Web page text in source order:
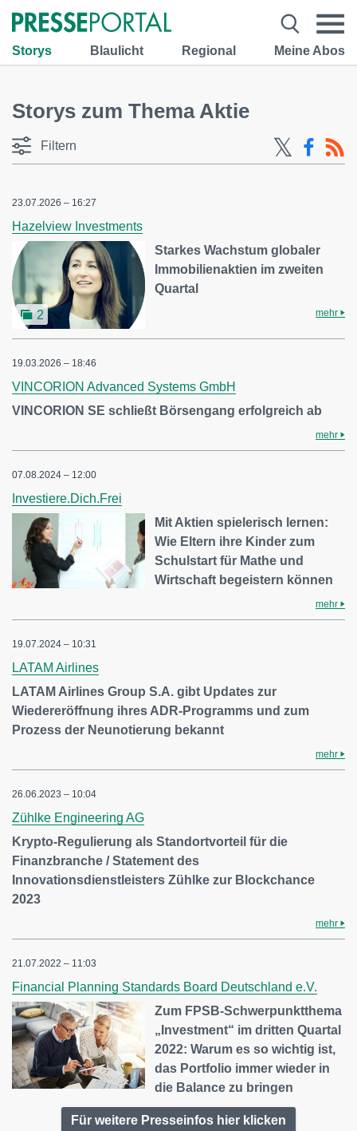
Storys Blaulicht Regional Meine Abos
Storys zum Thema Aktie
Filtern
23.07.2026 – 16:27
Hazelview Investments
2
Starkes Wachstum globaler
Immobilienaktien im zweiten
Quartal
mehr
19.03.2026 – 18:46
VINCORION Advanced Systems GmbH
VINCORION SE schließt Börsengang erfolgreich ab
mehr
07.08.2024 – 12:00
Investiere.Dich.Frei
Mit Aktien spielerisch lernen:
Wie Eltern ihre Kinder zum
Schulstart für Mathe und
Wirtschaft begeistern können
mehr
19.07.2024 – 10:31
LATAM Airlines
LATAM Airlines Group S.A. gibt Updates zur
Wiedereröffnung ihres ADR-Programms und zum
Prozess der Neunotierung bekannt
mehr
26.06.2023 – 10:04
Zühlke Engineering AG
Krypto-Regulierung als Standortvorteil für die
Finanzbranche / Statement des
Innovationsdienstleisters Zühlke zur Blockchance
2023
mehr
21.07.2022 – 11:03
Financial Planning Standards Board Deutschland e.V.
Zum FPSB-Schwerpunktthema
„Investment“ im dritten Quartal
2022: Warum es so wichtig ist,
das Portfolio immer wieder in
die Balance zu bringen
Für weitere Presseinfos hier klicken